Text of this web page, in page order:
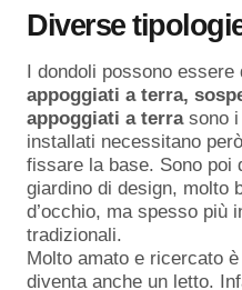
Diverse
I dondoli possono essere
appoggiati a terra,
appoggiati a terra sono
installati necessitano
fissare la base. Sono poi
giardino di design, molto
d’occhio, ma spesso più
tradizionali.
Molto amato e ricercato è
diventa anche un letto.